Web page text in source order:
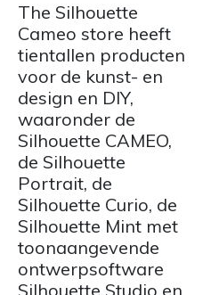
The Silhouette
Cameo store heeft
tientallen producten
voor de kunst- en
design en DIY,
waaronder de
Silhouette CAMEO,
de Silhouette
Portrait, de
Silhouette Curio, de
Silhouette Mint met
toonaangevende
ontwerpsoftware
Silhouette Studio en